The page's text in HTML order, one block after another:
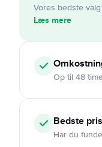
Vores bedste
Læs mere
Op til 48
Bedste
Har du